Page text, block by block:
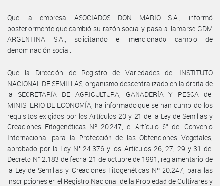
Que la empresa ASOCIADOS DON MARIO S.A., informó
posteriormente que cambió su razón social y pasa a llamarse GDM
ARGENTINA S.A., solicitando el mencionado cambio de
denominación social.
Que la Dirección de Registro de Variedades del INSTITUTO
NACIONAL DE SEMILLAS, organismo descentralizado en la órbita de
la SECRETARÍA DE AGRICULTURA, GANADERÍA Y PESCA del
MINISTERIO DE ECONOMÍA, ha informado que se han cumplido los
requisitos exigidos por los Artículos 20 y 21 de la Ley de Semillas y
Creaciones Fitogenéticas Nº 20.247, el Artículo 6° del Convenio
Internacional para la Protección de las Obtenciones Vegetales,
aprobado por la Ley N° 24.376 y los Artículos 26, 27, 29 y 31 del
Decreto N° 2.183 de fecha 21 de octubre de 1991, reglamentario de
la Ley de Semillas y Creaciones Fitogenéticas Nº 20.247, para las
inscripciones en el Registro Nacional de la Propiedad de Cultivares y